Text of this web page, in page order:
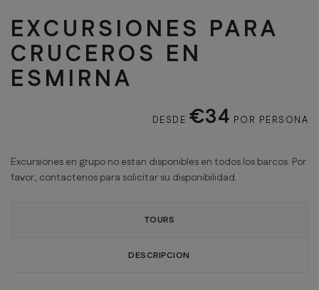
EXCURSIONES PARA
CRUCEROS EN
ESMIRNA
DESDE €34 POR PERSONA
Excursiones en grupo no estan disponibles en todos los barcos. Por
favor, contactenos para solicitar su disponibilidad.
TOURS
DESCRIPCION